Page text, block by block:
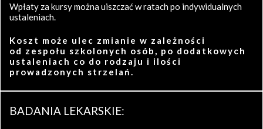
Wpłaty za kursy można uiszczać w ratach po indywidualnych
ustaleniach.
Koszt może ulec zmianie w zależności
od zespołu szkolonych osób, po dodatkowych
ustaleniach co do rodzaju i ilości
prowadzonych strzelań.
BADANIA LEKARSKIE: